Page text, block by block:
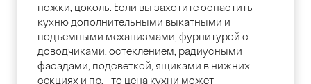
ножки, цоколь. Если вы захотите оснастить
кухню дополнительными выкатными и
подъёмными механизмами, фурнитурой с
доводчиками, остеклением, радиусными
фасадами, подсветкой, ящиками в нижних
секциях и пр. - то цена кухни может